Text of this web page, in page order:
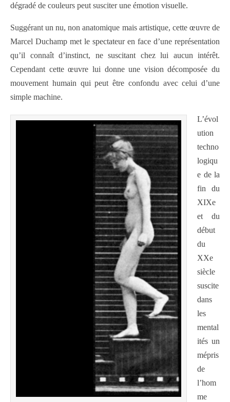
dégradé de couleurs peut susciter une émotion visuelle.
Suggérant un nu, non anatomique mais artistique, cette œuvre de
Marcel Duchamp met le spectateur en face d’une représentation
qu’il connaît d’instinct, ne suscitant chez lui aucun intérêt.
Cependant cette œuvre lui donne une vision décomposée du
mouvement humain qui peut être confondu avec celui d’une
simple machine.
L’évol
ution
techno
logiqu
e de la
fin du
XIXe
et du
début
du
XXe
siècle
suscite
dans
les
mental
ités un
mépris
de
l’hom
me